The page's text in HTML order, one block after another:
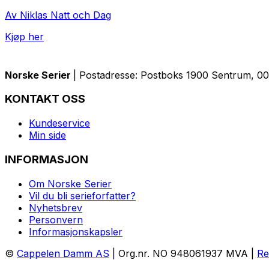
Av Niklas Natt och Dag
Kjøp her
Norske Serier | Postadresse: Postboks 1900 Sentrum,
KONTAKT OSS
Kundeservice
Min side
INFORMASJON
Om Norske Serier
Vil du bli serieforfatter?
Nyhetsbrev
Personvern
Informasjonskapsler
© Cappelen Damm AS | Org.nr. NO 948061937 MVA |